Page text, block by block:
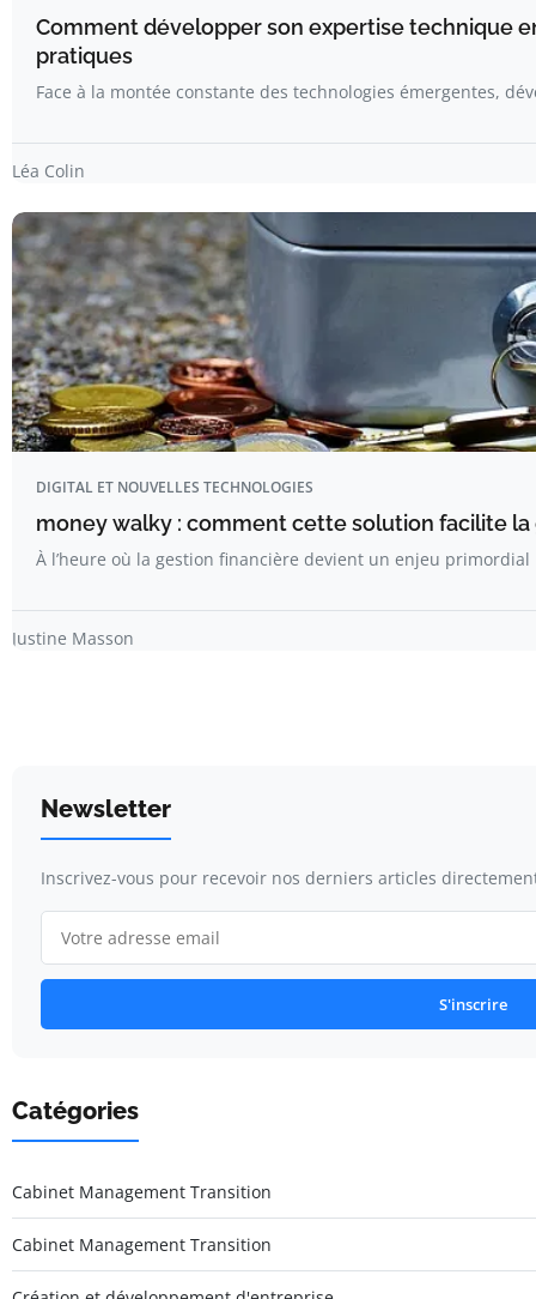
Comment développer son expertise technique
pratiques
Face à la montée constante des technologies émergentes,
Léa Colin
DIGITAL ET NOUVELLES TECHNOLOGIES
money walky : comment cette solution facilite
À l’heure où la gestion financière devient un enjeu
Justine Masson
Newsletter
Inscrivez-vous pour recevoir nos derniers articles
S'inscrire
Catégories
Cabinet Management Transition
Cabinet Management Transition